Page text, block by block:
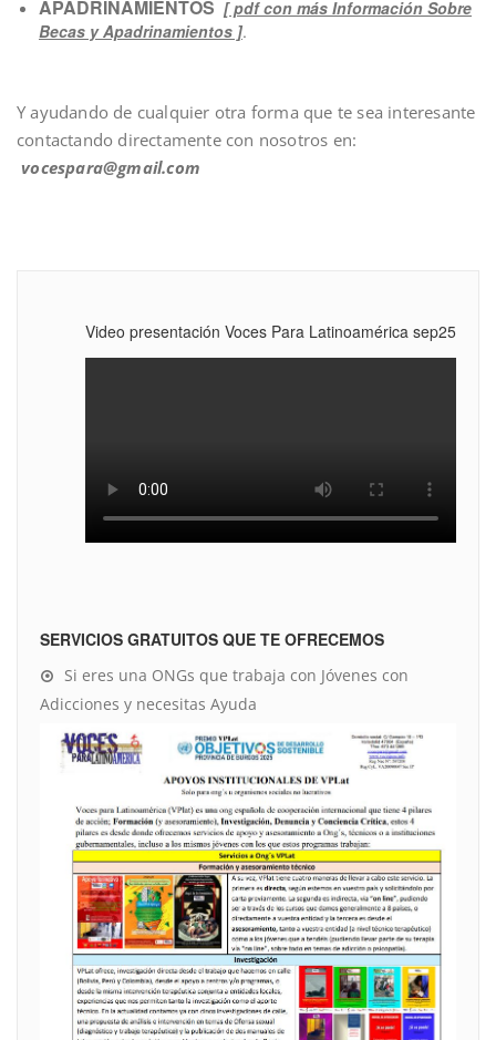
APADRINAMIENTOS [ pdf con más Información Sobre
Becas y Apadrinamientos ].
Y ayudando de cualquier otra forma que te sea interesante
contactando directamente con nosotros en:
vocespara@gmail.com
Video presentación Voces Para Latinoamérica sep25
SERVICIOS GRATUITOS QUE TE OFRECEMOS
Si eres una ONGs que trabaja con Jóvenes con
Adicciones y necesitas Ayuda